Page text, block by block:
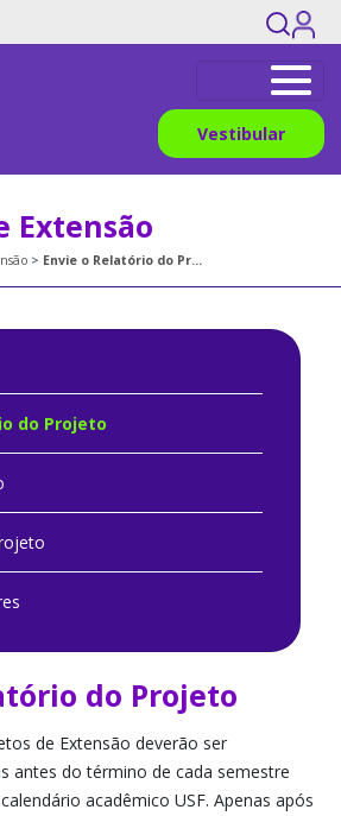
Vestibular
Extensão
Envie o Relatório do Projeto
do Projeto
do Projeto
de Extensão deverão ser
antes do término de cada semestre
acadêmico USF. Apenas após